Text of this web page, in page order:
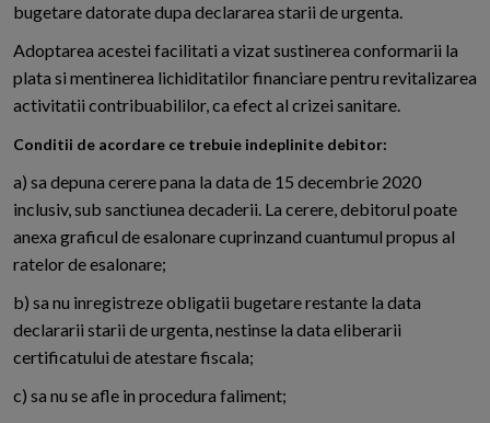
bugetare datorate dupa declararea starii de urgenta.
Adoptarea acestei facilitati a vizat sustinerea conformarii la
plata si mentinerea lichiditatilor financiare pentru revitalizarea
activitatii contribuabililor, ca efect al crizei sanitare.
Conditii de acordare ce trebuie indeplinite debitor:
a) sa depuna cerere pana la data de 15 decembrie 2020
inclusiv, sub sanctiunea decaderii. La cerere, debitorul poate
anexa graficul de esalonare cuprinzand cuantumul propus al
ratelor de esalonare;
b) sa nu inregistreze obligatii bugetare restante la data
declararii starii de urgenta, nestinse la data eliberarii
certificatului de atestare fiscala;
c) sa nu se afle in procedura faliment;